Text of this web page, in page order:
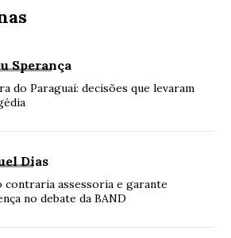
Sperança
do Paraguai: decisões que levaram
Dias
contraria assessoria e garante
no debate da BAND